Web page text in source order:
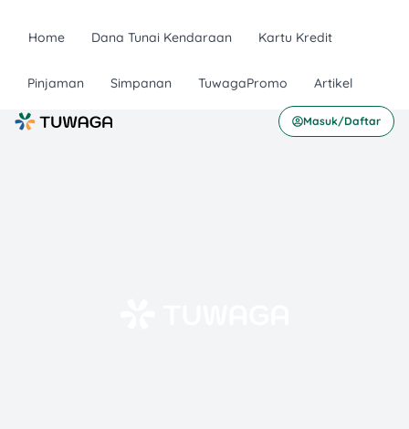
Home Dana Tunai Kendaraan Kartu Kredit
Pinjaman Simpanan TuwagaPromo Artikel
Masuk/Daftar